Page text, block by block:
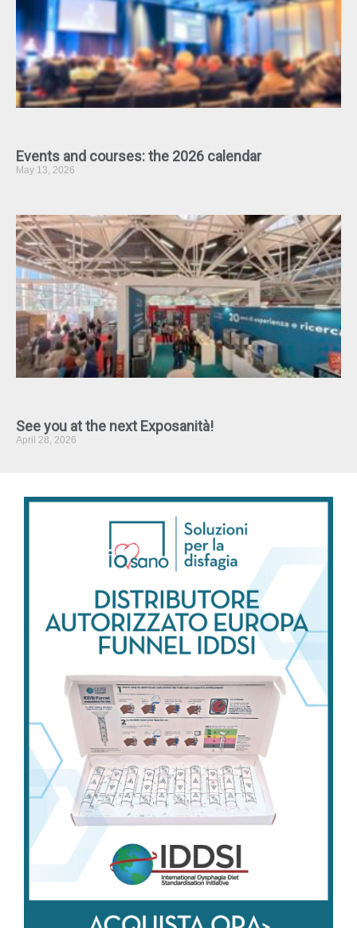
Events and courses: the 2026 calendar
May 13, 2026
See you at the next Exposanità!
April 28, 2026